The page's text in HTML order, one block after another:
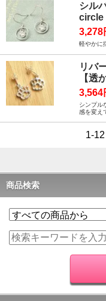
シル
circle
3,278
軽やかに
リバ
【透
3,564
シンプル
感を変え
1-
商品検索